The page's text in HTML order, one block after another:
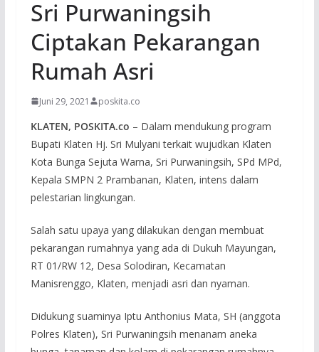
Sri Purwaningsih
Ciptakan Pekarangan
Rumah Asri
Juni 29, 2021 poskita.co
KLATEN, POSKITA.co – Dalam mendukung program
Bupati Klaten Hj. Sri Mulyani terkait wujudkan Klaten
Kota Bunga Sejuta Warna, Sri Purwaningsih, SPd MPd,
Kepala SMPN 2 Prambanan, Klaten, intens dalam
pelestarian lingkungan.
Salah satu upaya yang dilakukan dengan membuat
pekarangan rumahnya yang ada di Dukuh Mayungan,
RT 01/RW 12, Desa Solodiran, Kecamatan
Manisrenggo, Klaten, menjadi asri dan nyaman.
Didukung suaminya Iptu Anthonius Mata, SH (anggota
Polres Klaten), Sri Purwaningsih menanam aneka